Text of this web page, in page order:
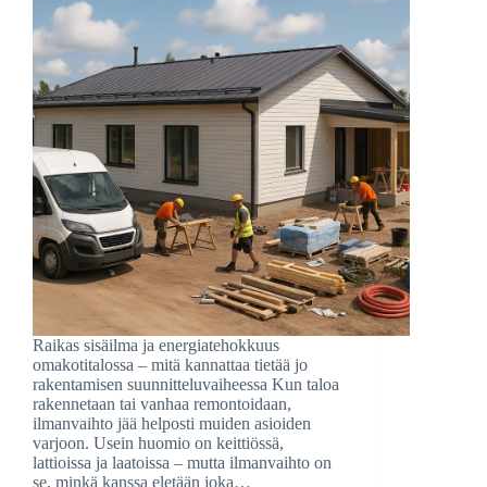
Raikas sisäilma ja energiatehokkuus
omakotitalossa – mitä kannattaa tietää jo
rakentamisen suunnitteluvaiheessa Kun taloa
rakennetaan tai vanhaa remontoidaan,
ilmanvaihto jää helposti muiden asioiden
varjoon. Usein huomio on keittiössä,
lattioissa ja laatoissa – mutta ilmanvaihto on
se, minkä kanssa eletään joka…